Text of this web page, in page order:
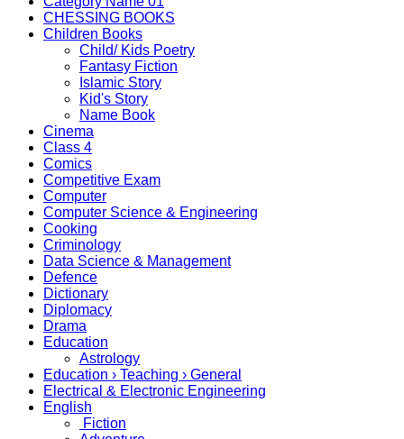
CHESSING BOOKS
Children Books
Child/ Kids Poetry
Fantasy Fiction
Islamic Story
Kid's Story
Name Book
Cinema
Class 4
Comics
Competitive Exam
Computer
Computer Science & Engineering
Cooking
Criminology
Data Science & Management
Defence
Dictionary
Diplomacy
Drama
Education
Astrology
Education › Teaching › General
Electrical & Electronic Engineering
English
Fiction